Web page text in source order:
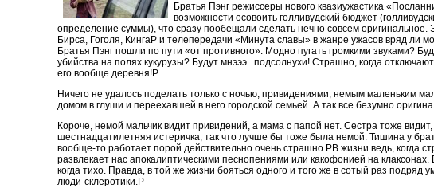
Братья Пэнг режиссеры нового квазиужастика
возможности осовоить голливудский бюджет
определение суммы), что сразу пообещали сделать нечно совсем оригинальное.
Бирса, Гоголя, КингаP и телепередачи «Минута славы» в жанре ужасов вряд ли
Братья Пэнг пошли по пути «от противного». Модно пугать громкими звуками?
убийства на полях кукурузы? Будут мнэээ.. подсолнухи! Страшно, когда
его вообще деревня!P
Ничего не удалось поделать только с ночью, привидениями, немым маленьким
домом в глуши и переехавшей в него городской семьей. А так все безумно
Короче, немой мальчик видит привидений, а мама с папой нет. Сестра тоже
шестнадцатилетняя истеричка, так что лучше бы тоже была немой. Тишина у
вообще-то работает порой действительно очень страшно.PВ жизни ведь, когда
развлекает нас апокалиптическими песнопениями или какофонией на клаксонах.
когда тихо. Правда, в той же жизни бояться одного и того же в сотый раз подряд
люди-склеротики.P